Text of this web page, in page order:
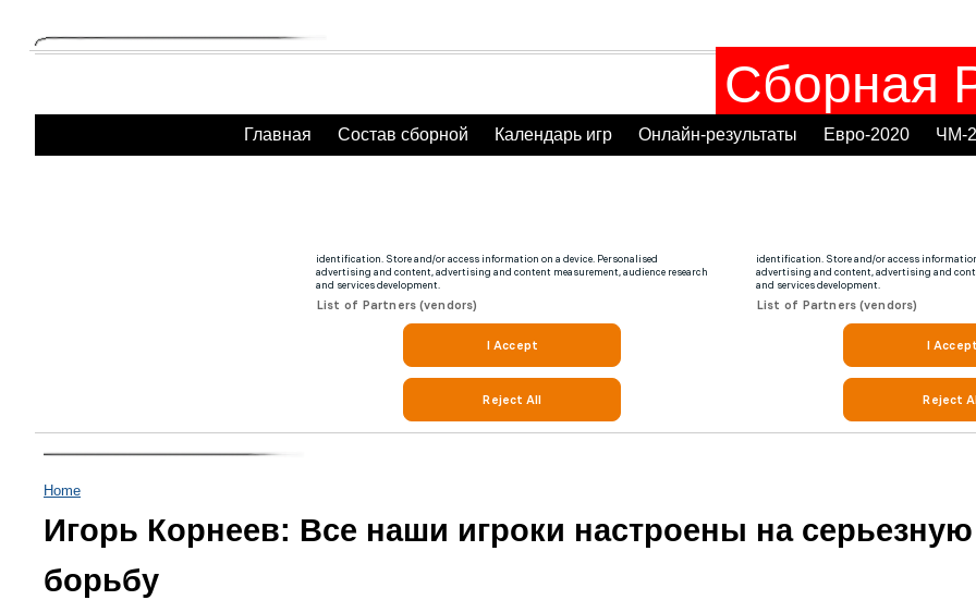
Сборная
Главная Состав сборной Календарь игр Онлайн-результаты Евро-2020 ЧМ-
Home
Игорь Корнеев: Все наши игроки настроены на серьезную
борьбу